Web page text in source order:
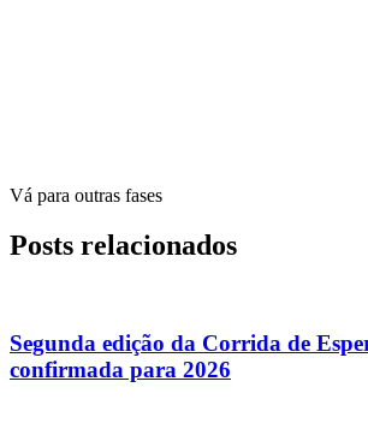
Vá para outras fases
Posts relacionados
Segunda edição da Corrida de
confirmada para 2026